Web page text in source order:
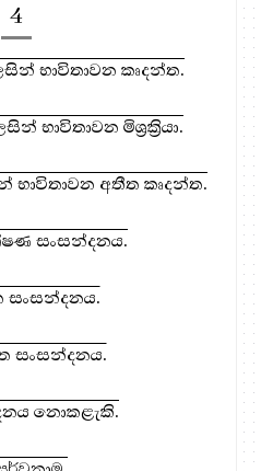
4
භාවිතාවන කෘදන්ත.
භාවිතාවන මිශ්‍රක්‍රියා.
භාවිතාවන අතීත කෘදන්ත.
සංසන්දනය.
සංසන්දනය.
සංසන්දනය.
නොකළැකි.